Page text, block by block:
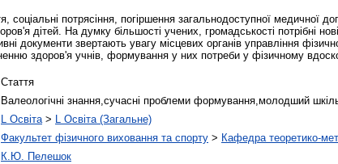
соціальні потрясіння, погіршення загальнодоступної медичної
дітей. На думку більшості учених, громадськості потрібні
документи звертають увагу місцевих органів управління
здоров'я учнів, формування у них потреби у фізичному
Стаття
Валеологічні знання,сучасні проблеми формування,молодший
L Освіта > L Освіта (Загальне)
Факультет фізичного виховання та спорту > Кафедра теоретико-
К.Ю. Пелешок